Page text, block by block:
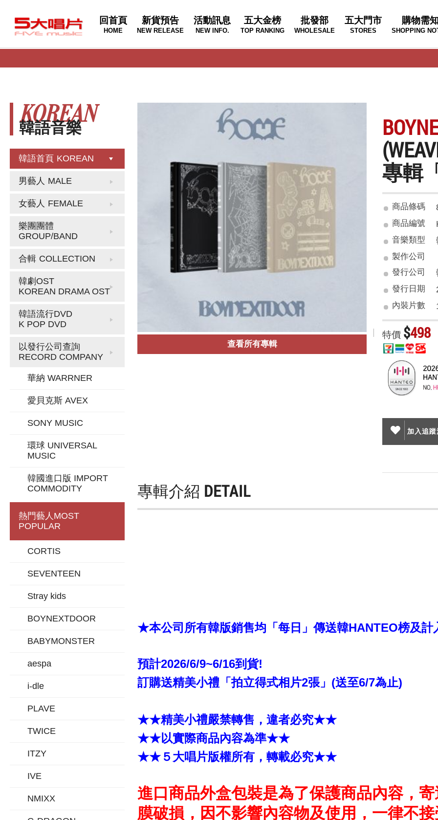
回首頁
HOME
新貨預告
NEW RELEASE
活動訊息
NEW INFO.
五大金榜
TOP RANKING
批發部
WHOLESALE
五大門市
STORES
購物需知
SHOPPING
韓語音樂
KOREAN
韓語首頁 KOREAN
男藝人 MALE
女藝人 FEMALE
樂團團體
GROUP/BAND
合輯 COLLECTION
韓劇OST
KOREAN DRAMA OST
韓語流行DVD
K POP DVD
以發行公司查詢
RECORD COMPANY
華納 WARRNER
愛貝克斯 AVEX
SONY MUSIC
環球 UNIVERSAL
MUSIC
韓國進口版 IMPORT
COMMODITY
熱門藝人 MOST
POPULAR
CORTIS
SEVENTEEN
Stray kids
BOYNEXTDOOR
BABYMONSTER
aespa
i-dle
PLAVE
TWICE
ITZY
IVE
NMIXX
查看所有專輯
專輯
商品條碼
商品編號
音樂類型
製作公司
發行公司
發行日期
內裝片數
特價 $498
加入追
專輯介紹 DETAIL
★本公司所有韓版銷售均「每日」傳送韓HANTEO榜及
預計2026/6/9~6/16到貨!
訂購送精美小禮「拍立得式相片2張」(送至6/7為止)
★★精美小禮嚴禁轉售，違者必究★★
★★以實際商品內容為準★★
★★５大唱片版權所有，轉載必究★★
進口商品外盒包裝是為了保護商品內容，
膜破損，因不影響內容物及使用，一律不接